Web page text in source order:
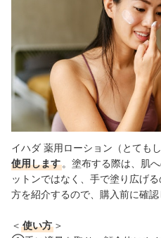
イハダ 薬用ローション（とてもし
使用します 。塗布する際は、肌
ットンではなく、手で塗り広げ
方を紹介するので、購入前に確認
＜ 使い方 ＞